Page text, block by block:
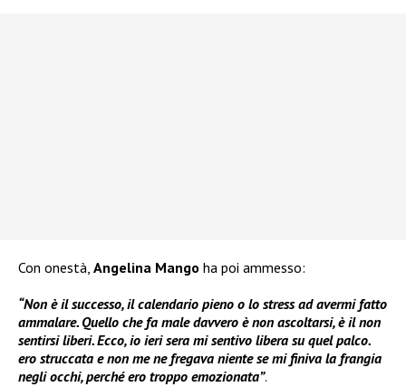
Con onestà, Angelina Mango ha poi ammesso:
“Non è il successo, il calendario pieno o lo stress ad avermi fatto
ammalare. Quello che fa male davvero è non ascoltarsi, è il non
sentirsi liberi. Ecco, io ieri sera mi sentivo libera su quel palco.
ero struccata e non me ne fregava niente se mi finiva la frangia
negli occhi, perché ero troppo emozionata”.